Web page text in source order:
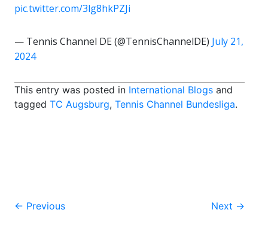
pic.twitter.com/3lg8hkPZJi
— Tennis Channel DE (@TennisChannelDE) July 21,
2024
This entry was posted in International Blogs and
tagged TC Augsburg, Tennis Channel Bundesliga.
Post
← Previous Next →